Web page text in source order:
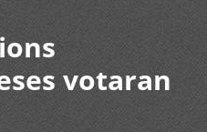
votaran